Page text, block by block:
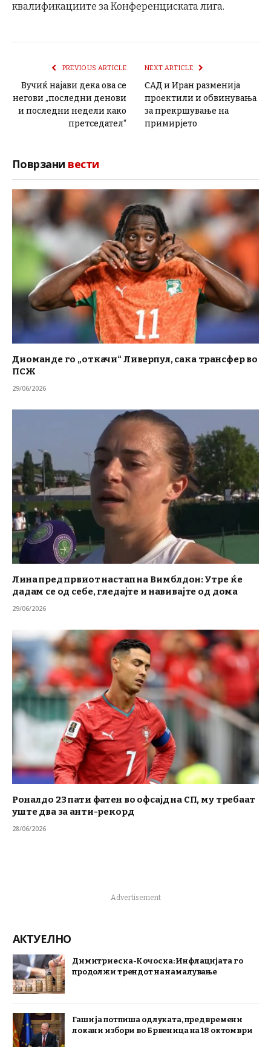
квалификациите за Конференциската лига.
PREVIOUS ARTICLE
Вучиќ најави дека ова се
негови „последни денови
и последни недели како
претседател“
NEXT ARTICLE
САД и Иран разменија
проектили и обвинувања
за прекршување на
примирјето
Поврзани вести
Диоманде го „откачи“ Ливерпул, сака трансфер во
ПСЖ
29/06/2026
Лина пред првиот настап на Вимблдон: Утре ќе
дадам се од себе, гледајте и навивајте од дома
29/06/2026
Роналдо 23 пати фатен во офсајд на СП, му требаат
уште два за анти-рекорд
28/06/2026
Advertisement
АКТУЕЛНО
Димитриеска-Кочоска: Инфлацијата го
продолжи трендот на намалување
Гаши ја потпиша одлуката, предвремени
локани избори во Брвеница на 18 октомври